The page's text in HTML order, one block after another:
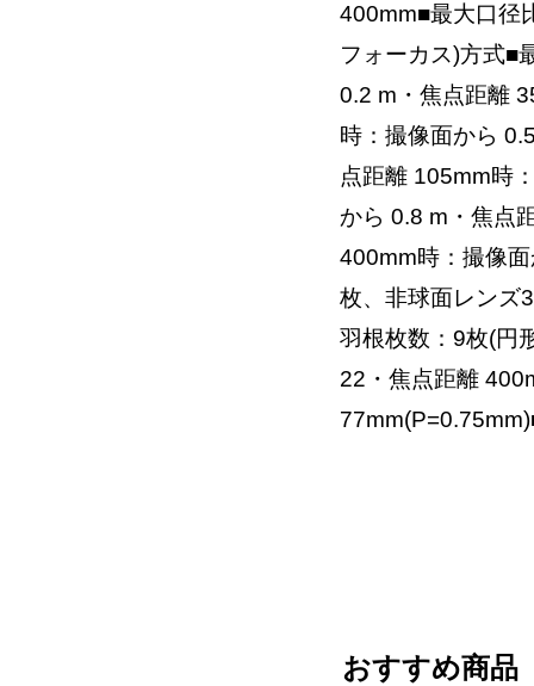
400mm■最大口径
フォーカス)方式■
0.2 m・焦点距離
時：撮像面から
点距離 105mm時
から 0.8 m・焦点
400mm時：撮像
枚、非球面レンズ
羽根枚数：9枚(円
22・焦点距離
おすすめ商品